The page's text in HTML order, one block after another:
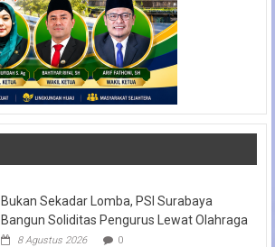
Bukan Sekadar Lomba, PSI Surabaya
Bangun Soliditas Pengurus Lewat Olahraga
8 Agustus 2026 0